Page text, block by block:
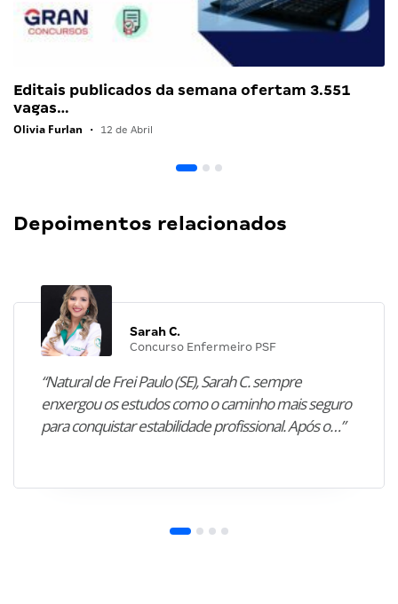
Editais publicados da semana ofertam 3.551
vagas…
Olivia Furlan • 12 de Abril
Depoimentos relacionados
Sarah C.
Concurso Enfermeiro PSF
“Natural de Frei Paulo (SE), Sarah C. sempre
enxergou os estudos como o caminho mais seguro
para conquistar estabilidade profissional. Após o…”